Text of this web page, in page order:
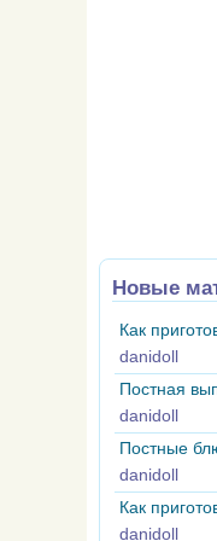
Новые
Как
danidoll
Постная
danidoll
Постные
danidoll
Как
danidoll